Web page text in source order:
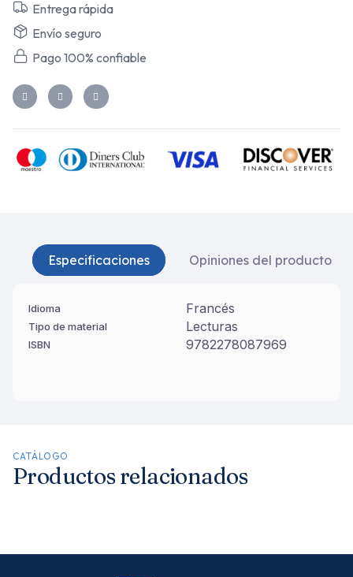
Entrega rápida
Envío seguro
Pago 100% confiable
Especificaciones Opiniones del producto
Idioma Francés
Tipo de material Lecturas
ISBN 9782278087969
CATÁLOGO
Productos relacionados